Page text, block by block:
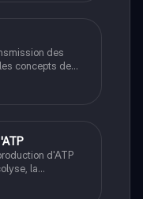
des
concepts de
hétérozygotie, et
héréditaires.
d'ATP
la
cellulaire. Ce
et la